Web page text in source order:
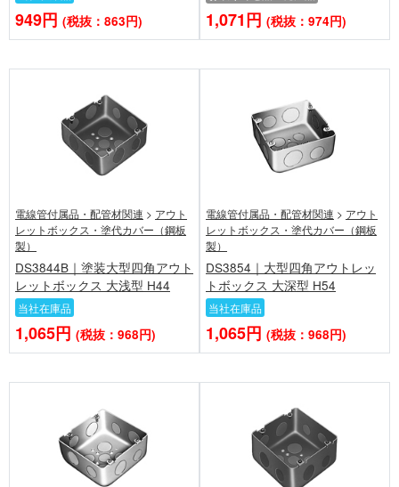
949円 (税抜：863円) 1,071円 (税抜：974円)
電線管付属品・配管材関連 > アウト
レットボックス・塗代カバー（鋼板
製）
DS3844B｜塗装大型四角アウト
レットボックス 大浅型 H44
当社在庫品
1,065円 (税抜：968円)
電線管付属品・配管材関連 > アウト
レットボックス・塗代カバー（鋼板
製）
DS3854｜大型四角アウトレッ
トボックス 大深型 H54
当社在庫品
1,065円 (税抜：968円)